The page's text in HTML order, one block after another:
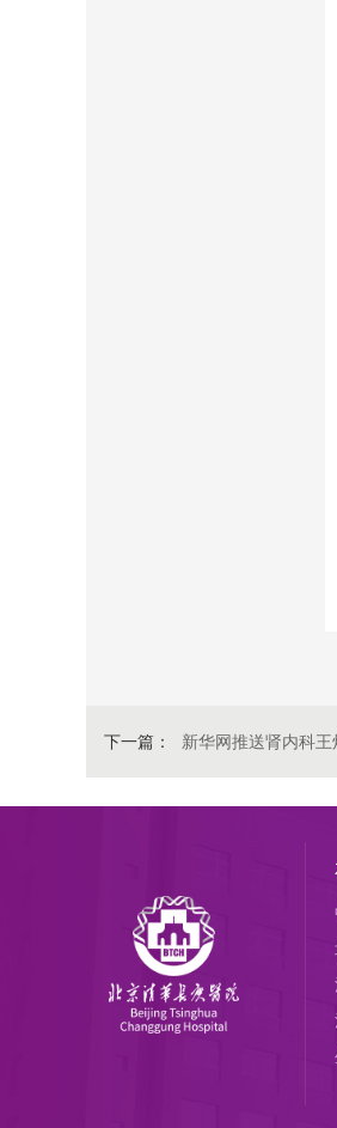
下一篇： 新华网推送肾内科